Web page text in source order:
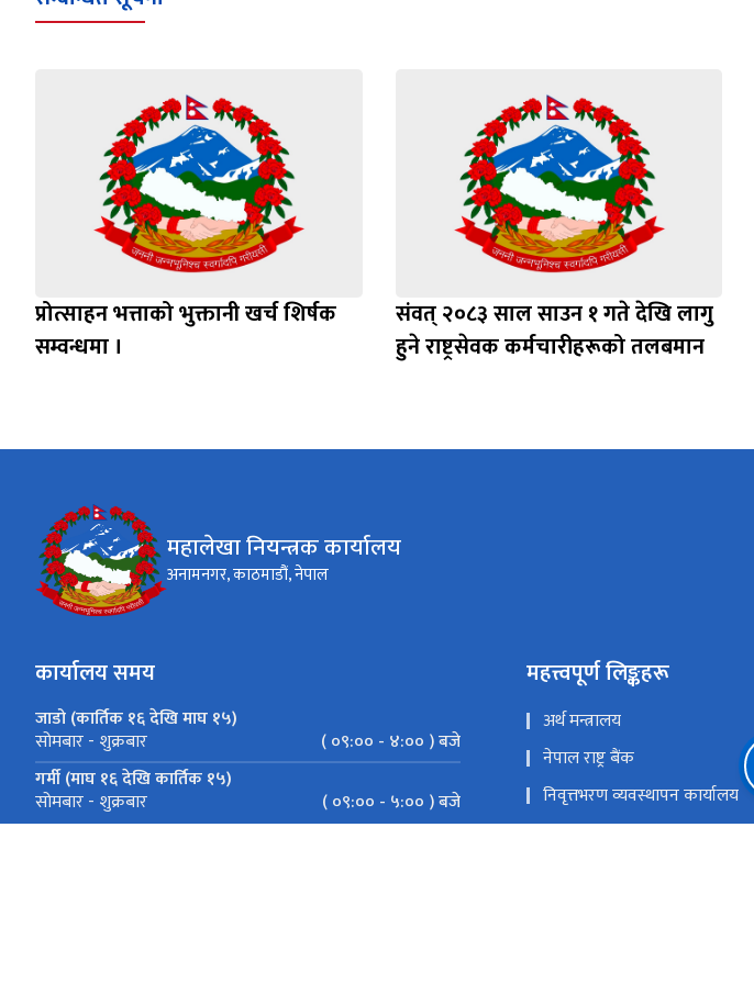
प्रोत्साहन भत्ताको भुक्तानी खर्च शिर्षक
सम्वन्धमा ।
संवत् २०८३ साल साउन १ गते देखि लागु
हुने राष्ट्रसेवक कर्मचारीहरूको तलबमान
महालेखा नियन्त्रक कार्यालय
अनामनगर, काठमाडौं, नेपाल
कार्यालय समय
जाडो (कार्तिक १६ देखि माघ १५)
सोमबार - शुक्रबार
( ०९:०० - ४:०० ) बजे
गर्मी (माघ १६ देखि कार्तिक १५)
सोमबार - शुक्रबार ( ०९:०० - ५:०० ) बजे
महत्त्वपूर्ण लिङ्कहरू
अर्थ मन्त्रालय
नेपाल राष्ट्र बैंक
निवृत्तभरण व्यवस्थापन कार्यालय
आन्तरिक राजस्व विभाग